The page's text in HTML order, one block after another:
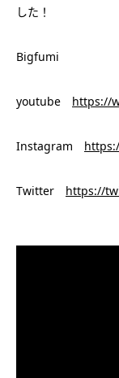
した！
Bigfumi
youtube https://
Instagram
Twitter https://